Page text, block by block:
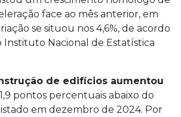
face ao mês anterior, em
se situou nos 4,6%, de acordo
Instituto Nacional de Estatística
de edifícios aumentou
pontos percentuais abaixo do
em dezembro de 2024. Por